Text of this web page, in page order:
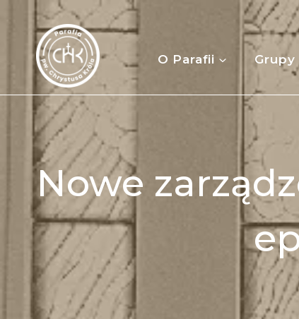
Przejdź
O Parafii Grupy
Nowe